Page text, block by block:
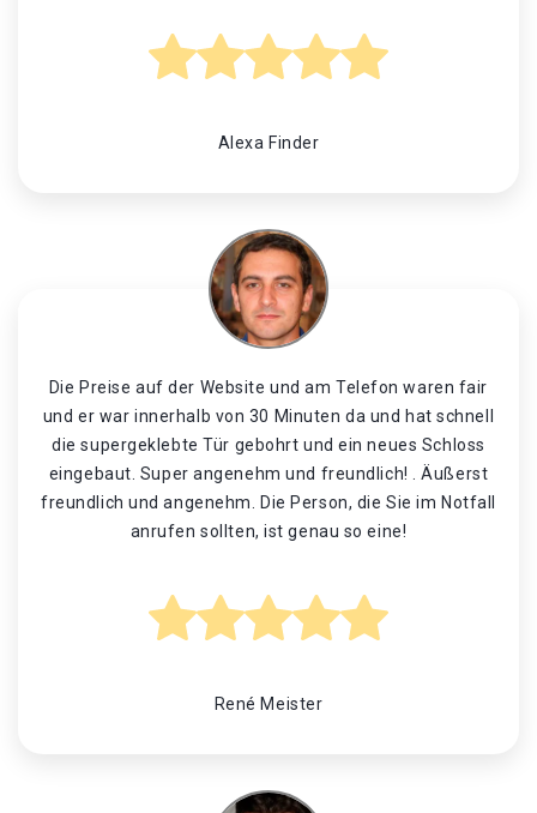
Alexa Finder
Die Preise auf der Website und am Telefon waren fair
und er war innerhalb von 30 Minuten da und hat schnell
die supergeklebte Tür gebohrt und ein neues Schloss
eingebaut. Super angenehm und freundlich! . Äußerst
freundlich und angenehm. Die Person, die Sie im Notfall
anrufen sollten, ist genau so eine!
René Meister